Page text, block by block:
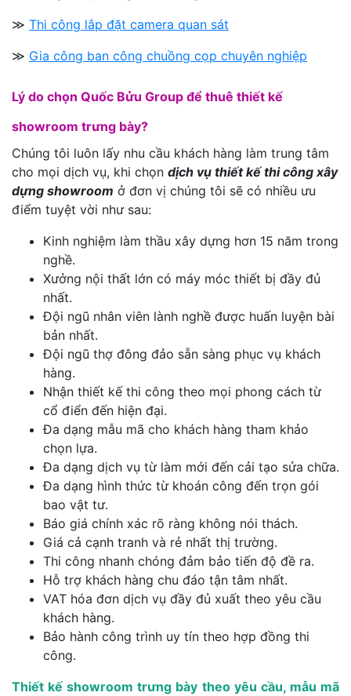
≫ Thi công lắp đặt camera quan sát
≫ Gia công ban công chuồng cọp chuyên nghiệp
Lý do chọn Quốc Bửu Group để thuê thiết kế
showroom trưng bày?
Chúng tôi luôn lấy nhu cầu khách hàng làm trung tâm
cho mọi dịch vụ, khi chọn dịch vụ thiết kế thi công xây
dựng showroom ở đơn vị chúng tôi sẽ có nhiều ưu
điểm tuyệt vời như sau:
Kinh nghiệm làm thầu xây dựng hơn 15 năm trong
nghề.
Xưởng nội thất lớn có máy móc thiết bị đầy đủ
nhất.
Đội ngũ nhân viên lành nghề được huấn luyện bài
bản nhất.
Đội ngũ thợ đông đảo sẵn sàng phục vụ khách
hàng.
Nhận thiết kế thi công theo mọi phong cách từ
cổ điển đến hiện đại.
Đa dạng mẫu mã cho khách hàng tham khảo
chọn lựa.
Đa dạng dịch vụ từ làm mới đến cải tạo sửa chữa.
Đa dạng hình thức từ khoán công đến trọn gói
bao vật tư.
Báo giá chính xác rõ ràng không nói thách.
Giá cả cạnh tranh và rẻ nhất thị trường.
Thi công nhanh chóng đảm bảo tiến độ đề ra.
Hỗ trợ khách hàng chu đáo tận tâm nhất.
VAT hóa đơn dịch vụ đầy đủ xuất theo yêu cầu
khách hàng.
Bảo hành công trình uy tín theo hợp đồng thi
công.
Thiết kế showroom trưng bày theo yêu cầu, mẫu mã